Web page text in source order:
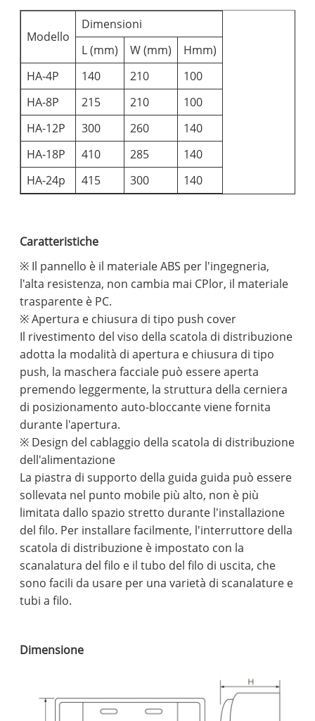
Modello
Dimensioni
L (mm)
W (mm)
Hmm)
HA-4P
140 210
100
HA-8P
215 210
100
HA-12P
300 260
140
HA-18P
410 285
140
HA-24p
415 300 140
Caratteristiche
※ Il pannello è il materiale ABS per l'ingegneria,
l'alta resistenza, non cambia mai CPlor, il materiale
trasparente è PC.
※ Apertura e chiusura di tipo push cover
Il rivestimento del viso della scatola di distribuzione
adotta la modalità di apertura e chiusura di tipo
push, la maschera facciale può essere aperta
premendo leggermente, la struttura della cerniera
di posizionamento auto-bloccante viene fornita
durante l'apertura.
※ Design del cablaggio della scatola di distribuzione
dell'alimentazione
La piastra di supporto della guida guida può essere
sollevata nel punto mobile più alto, non è più
limitata dallo spazio stretto durante l'installazione
del filo. Per installare facilmente, l'interruttore della
scatola di distribuzione è impostato con la
scanalatura del filo e il tubo del filo di uscita, che
sono facili da usare per una varietà di scanalature e
tubi a filo.
Dimensione